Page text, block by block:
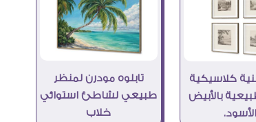
كلاسيكية
بالأبيض
تابلوه مودرن لمنظر
طبيعي لشاطئ استوائي
خلاب